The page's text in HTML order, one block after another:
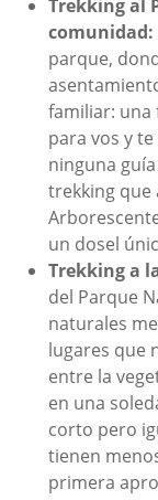
Trekking al
comunidad:
parque,
familiar: una
para vos y
ninguna
trekking que
un dosel
Trekking a
del Parque
naturales
lugares que
entre la
en una
corto pero
tienen
primera